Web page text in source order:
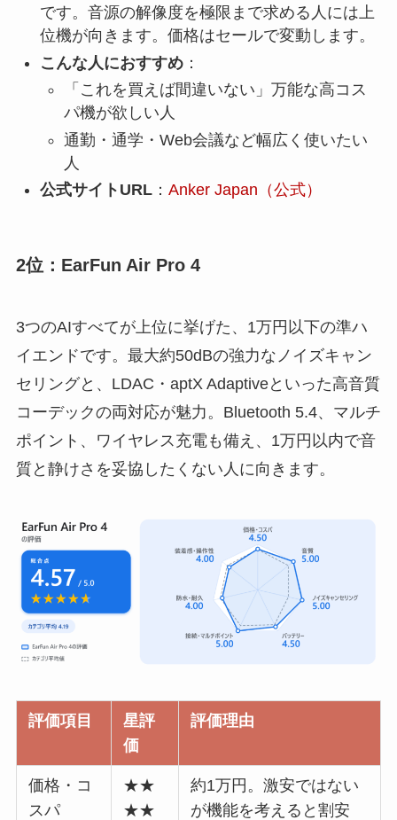
です。音源の解像度を極限まで求める人には上
位機が向きます。価格はセールで変動します。
こんな人におすすめ：
「これを買えば間違いない」万能な高コス
パ機が欲しい人
通勤・通学・Web会議など幅広く使いたい
人
公式サイトURL： Anker Japan（公式）
2位：EarFun Air Pro 4
3つのAIすべてが上位に挙げた、1万円以下の準ハ
イエンドです。最大約50dBの強力なノイズキャン
セリングと、LDAC・aptX Adaptiveといった高音質
コーデックの両対応が魅力。Bluetooth 5.4、マルチ
ポイント、ワイヤレス充電も備え、1万円以内で音
質と静けさを妥協したくない人に向きます。
評価項目
星評
価
評価理由
価格・コ
スパ
★★
★★
約1万円。激安ではない
が機能を考えると割安